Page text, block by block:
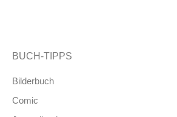
BUCH-TIPPS
Bilderbuch
Comic